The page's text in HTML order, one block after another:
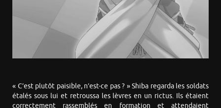
« C’est plutôt paisible, n’est-ce pas ? » Shiba regarda les soldats
étalés sous lui et retroussa les lèvres en un rictus. Ils étaient
correctement rassemblés en formation et attendaient